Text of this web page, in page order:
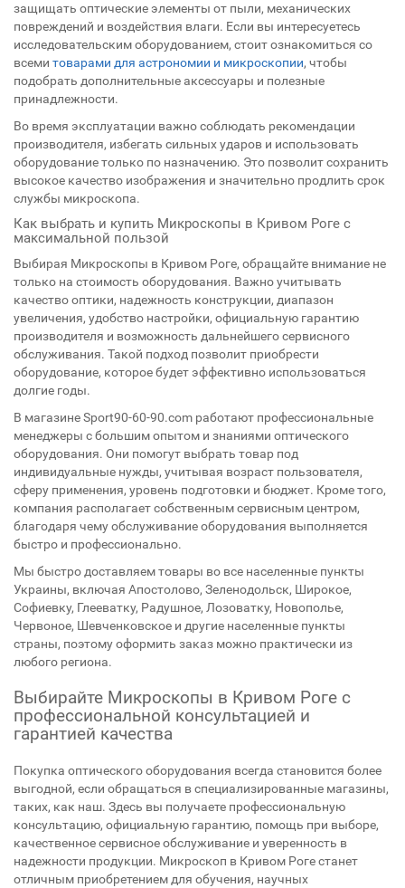
защищать оптические элементы от пыли, механических
повреждений и воздействия влаги. Если вы интересуетесь
исследовательским оборудованием, стоит ознакомиться со
всеми товарами для астрономии и микроскопии, чтобы
подобрать дополнительные аксессуары и полезные
принадлежности.
Во время эксплуатации важно соблюдать рекомендации
производителя, избегать сильных ударов и использовать
оборудование только по назначению. Это позволит сохранить
высокое качество изображения и значительно продлить срок
службы микроскопа.
Как выбрать и купить Микроскопы в Кривом Роге с
максимальной пользой
Выбирая Микроскопы в Кривом Роге, обращайте внимание не
только на стоимость оборудования. Важно учитывать
качество оптики, надежность конструкции, диапазон
увеличения, удобство настройки, официальную гарантию
производителя и возможность дальнейшего сервисного
обслуживания. Такой подход позволит приобрести
оборудование, которое будет эффективно использоваться
долгие годы.
В магазине Sport90-60-90.com работают профессиональные
менеджеры с большим опытом и знаниями оптического
оборудования. Они помогут выбрать товар под
индивидуальные нужды, учитывая возраст пользователя,
сферу применения, уровень подготовки и бюджет. Кроме того,
компания располагает собственным сервисным центром,
благодаря чему обслуживание оборудования выполняется
быстро и профессионально.
Мы быстро доставляем товары во все населенные пункты
Украины, включая Апостолово, Зеленодольск, Широкое,
Софиевку, Глееватку, Радушное, Лозоватку, Новополье,
Червоное, Шевченковское и другие населенные пункты
страны, поэтому оформить заказ можно практически из
любого региона.
Выбирайте Микроскопы в Кривом Роге с
профессиональной консультацией и
гарантией качества
Покупка оптического оборудования всегда становится более
выгодной, если обращаться в специализированные магазины,
таких, как наш. Здесь вы получаете профессиональную
консультацию, официальную гарантию, помощь при выборе,
качественное сервисное обслуживание и уверенность в
надежности продукции. Микроскоп в Кривом Роге станет
отличным приобретением для обучения, научных